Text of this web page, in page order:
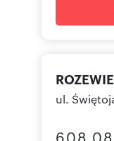
ul.
608 08